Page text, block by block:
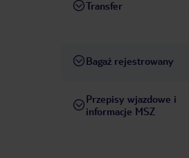
Transfer
Bagaż rejestrowany
Przepisy wjazdowe i
informacje MSZ